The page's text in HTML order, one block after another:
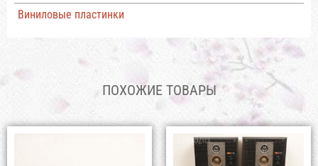
Виниловые пластинки
ПОХОЖИЕ ТОВАРЫ